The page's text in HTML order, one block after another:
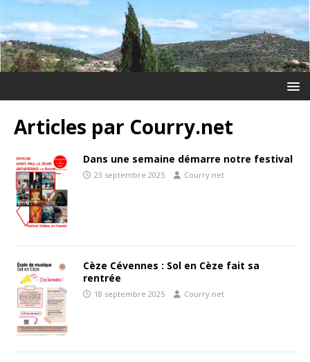
Articles par Courry.net
Dans une semaine démarre notre festival
23 septembre 2025 Courry.net
Cèze Cévennes : Sol en Cèze fait sa
rentrée
18 septembre 2025 Courry.net